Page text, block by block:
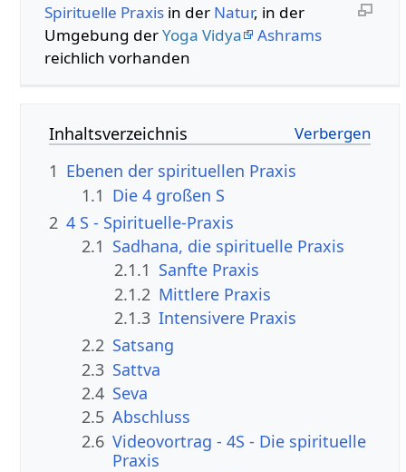
Spirituelle Praxisin der Natur, in der
Umgebung derYoga Vidya
Ashrams
reichlich vorhanden
Inhaltsverzeichnis
1 Ebenen der spirituellen Praxis
1.1 Die 4 großen S
2 4 S - Spirituelle-Praxis
2.1 Sadhana, die spirituelle Praxis
2.1.1 Sanfte Praxis
2.1.2 Mittlere Praxis
2.1.3 Intensivere Praxis
2.2 Satsang
2.3 Sattva
2.4 Seva
2.5 Abschluss
2.6 Videovortrag - 4S - Die spirituelle
Praxis